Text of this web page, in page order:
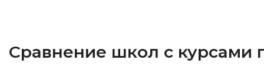
Сравнение школ с курсами